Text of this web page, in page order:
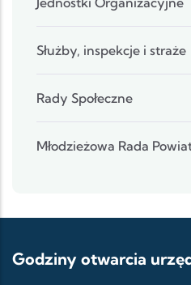
Służby, inspekcje i straże
Rady Społeczne
Młodzieżowa Rada
Godziny otwarcia